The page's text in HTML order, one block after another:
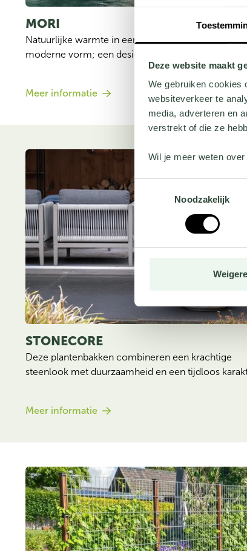
Deze website maakt
We gebruiken cookies
websiteverkeer te
media, adverteren en
verstrekt of die ze
Wil je meer weten
Toestemmingsselectie
Noodzakelijk
MORI
Natuurlijke warmte in een modern jasje —
moderne vorm; een design plantenbak voor binnen
Meer informatie
STONECORE
Deze plantenbakken combineren een krachtige
steenlook met duurzaamheid en een tijdloos
Meer informatie